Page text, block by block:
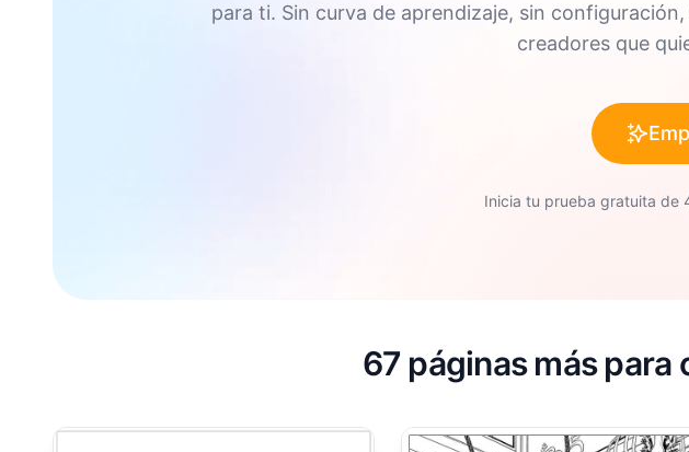
para ti. Sin curva de aprendizaje, sin
creadores que
Inicia tu prueba gratuita de
67 páginas más para